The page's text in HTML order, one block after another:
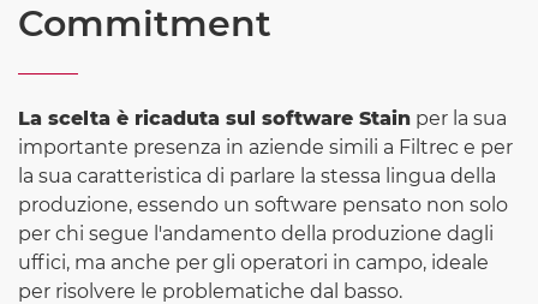
Commitment
La scelta è ricaduta sul software Stain per la sua
importante presenza in aziende simili a Filtrec e per
la sua caratteristica di parlare la stessa lingua della
produzione, essendo un software pensato non solo
per chi segue l'andamento della produzione dagli
uffici, ma anche per gli operatori in campo, ideale
per risolvere le problematiche dal basso.